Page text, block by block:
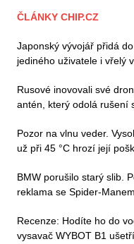
ČLÁNKY CHIP.CZ
Japonský vývojář přidá
jediného uživatele i vřelý
Rusové inovovali své
antén, který odolá rušení
Pozor na vlnu veder.
už při 45 °C hrozí její
BMW porušilo starý slib.
reklama se Spider-Manem
Recenze: Hodíte ho do
vysavač WYBOT B1